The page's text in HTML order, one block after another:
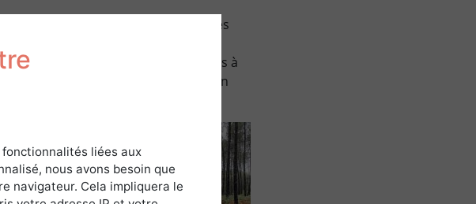
», construits généralement avec des
aux « paloumayres » (chasseurs à
être vu des Palombes posées en
facilement.
lequel est
être de faire
nous
liées aux
nous avons besoin que
navigateur. Cela impliquera le